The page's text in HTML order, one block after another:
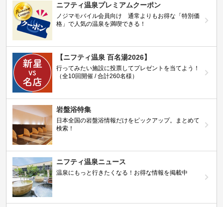
ニフティ温泉プレミアムクーポン
ノジマモバイル会員向け 通常よりもお得な「特別価
格」で人気の温泉を満喫できる！
【ニフティ温泉 百名湯2026】
行ってみたい施設に投票してプレゼントを当てよう！
（全10回開催 / 合計260名様）
岩盤浴特集
日本全国の岩盤浴情報だけをピックアップ。まとめて
検索！
ニフティ温泉ニュース
温泉にもっと行きたくなる！お得な情報を掲載中